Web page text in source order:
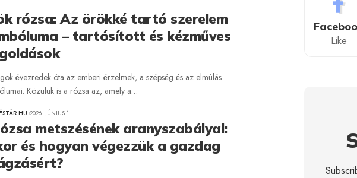
rózsa: Az örökké tartó szerelem
– tartósított és kézműves
évezredek óta az emberi érzelmek, a szépség és az elmúlás
Közülük is a rózsa az, amely a…
2026. JÚNIUS 1.
metszésének aranyszabályai:
és hogyan végezzük a gazdag
Like